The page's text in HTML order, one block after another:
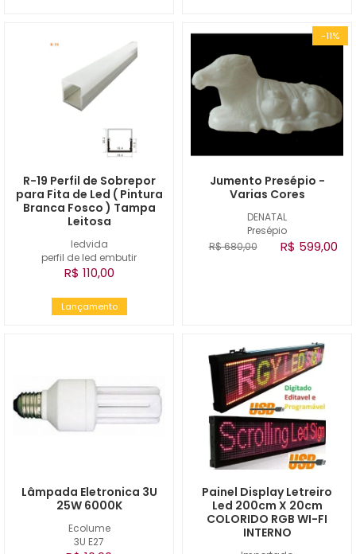
ledvida
perfil de led embutir
R-19 Perfil de Sobrepor
para Fita de Led ( Pintura
Branca Fosco ) Tampa
Leitosa
R$ 110,00
Lançamento
-11%
DENATAL
Presépio
Jumento Presépio -
Varias Cores
R$ 680,00 R$ 599,00
Ecolume
3U E27
Lâmpada Eletronica 3U
25W 6000K
Painel Display Letreiro
Led 200cm X 20cm
COLORIDO RGB WI-FI
INTERNO